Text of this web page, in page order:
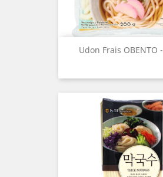
Udon Frais OBENTO